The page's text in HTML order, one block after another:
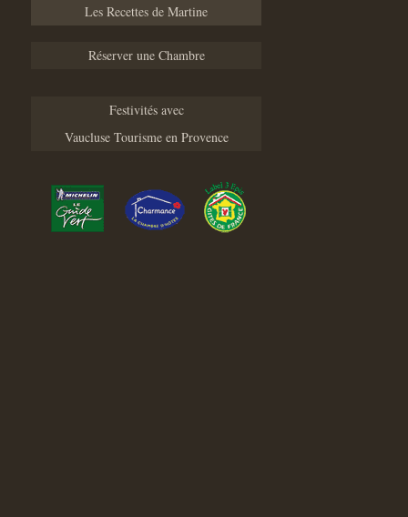
Les Recettes de Martine
Réserver une Chambre
Festivités avec
Vaucluse Tourisme en Provence